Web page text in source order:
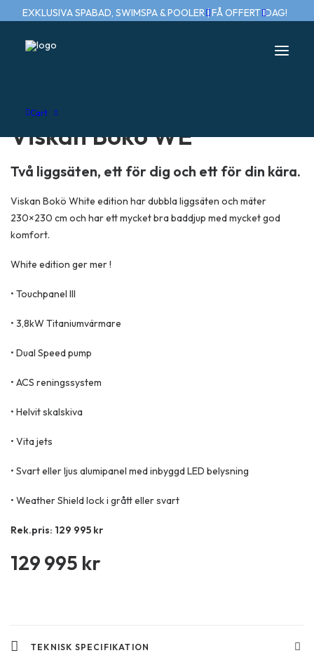
EXKLUSIVA SPABAD, SWIMSPA & POOLER | FÅ OFFERT IDAG!
Cart
Viskan Bokö WE
Två liggsäten, ett för dig och ett för din kära.
Viskan Bokö White edition har dubbla liggsäten och mäter
230×230 cm och har ett mycket bra baddjup med mycket god
komfort.
White edition ger mer !
• Touchpanel III
• 3,8kW Titaniumvärmare
• Dual Speed pump
• ACS reningssystem
• Helvit skalskiva
• Vita jets
• Svart eller ljus alumipanel med inbyggd LED belysning
• Weather Shield lock i grått eller svart
Rek.pris: 129 995 kr
129 995 kr
TEKNISK SPECIFIKATION